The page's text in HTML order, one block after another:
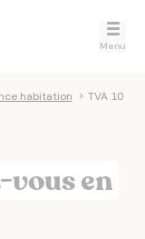
Menu
habitation > TVA 10
en